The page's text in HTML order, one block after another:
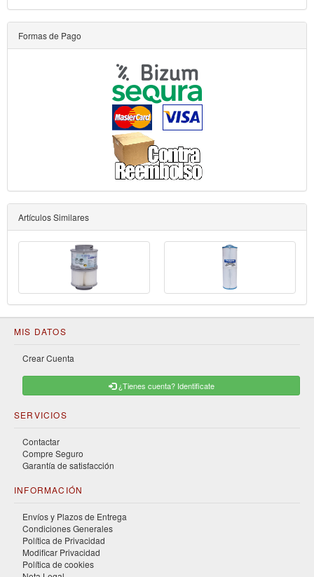
Formas de Pago
Artículos Similares
MIS DATOS
Crear Cuenta
¿Tienes cuenta? Identificate
SERVICIOS
Contactar
Compre Seguro
Garantía de satisfacción
INFORMACIÓN
Envíos y Plazos de Entrega
Condiciones Generales
Política de Privacidad
Modificar Privacidad
Política de cookies